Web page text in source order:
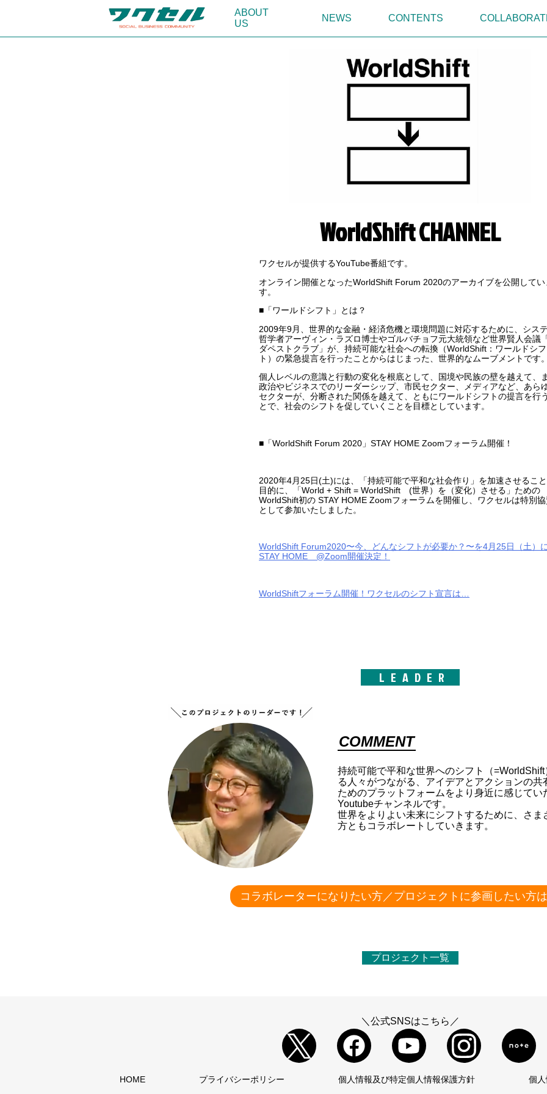
ABOUT
US
NEWS CONTENTS
WorldShift CHANNEL
ワクセルが提供するYouTube番組です。
オンライン開催となったWorldShift Forum 2020のアーカイブを公開してい
す。
■「ワールドシフト」とは？
2009年9月、世界的な金融・経済危機と環境問題に対応するために、シス
哲学者アーヴィン・ラズロ博士やゴルバチョフ元大統領など世界賢人会議
ダペストクラブ」が、持続可能な社会への転換（WorldShift：ワールドシフ
ト）の緊急提言を行ったことからはじまった、世界的なムーブメントです。
個人レベルの意識と行動の変化を根底として、国境や民族の壁を越えて、
政治やビジネスでのリーダーシップ、市民セクター、メディアなど、あら
セクターが、分断された関係を越えて、ともにワールドシフトの提言を行
とで、社会のシフトを促していくことを目標としています。
■「WorldShift Forum 2020」STAY HOME Zoomフォーラム開催！
2020年4月25日(土)には、「持続可能で平和な社会作り」を加速させるこ
目的に、「World + Shift = WorldShift (世界）を（変化）させる」ための
WorldShift初の STAY HOME Zoomフォーラムを開催し、ワクセルは特別
として参加いたしました。
WorldShift Forum2020〜今、どんなシフトが必要か？〜を4月25日（土）
STAY HOME @Zoom開催決定！
WorldShiftフォーラム開催！ワクセルのシフト宣言は…
LEADER
COMMENT
持続可能で平和な世界へのシフト（
る人々がつながる、アイデアとアクションの共
ためのプラットフォームをより身近に感じてい
Youtubeチャンネルです。
世界をよりよい未来にシフトするために、さま
方ともコラボレートしていきます。
コラボレーターになりたい方／プロジェクトに参画したい方
プロジェクト一覧
＼公式SNSはこちら／
HOME プライバシーポリシー 個人情報及び特定個人情報保護方針 個